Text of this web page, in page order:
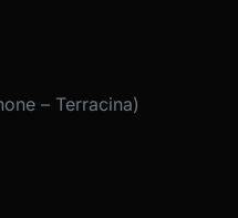
– Terracina)